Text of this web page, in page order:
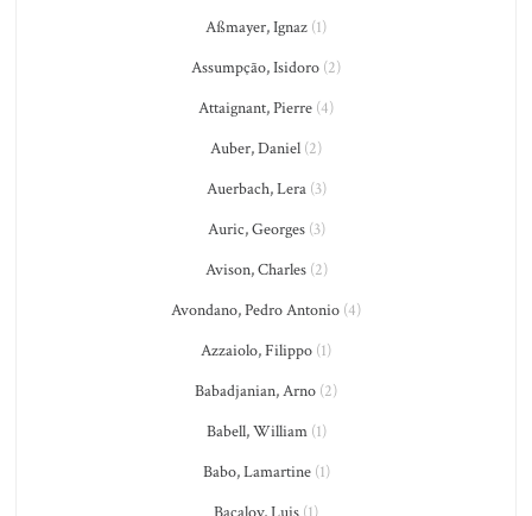
Aßmayer, Ignaz (1)
Assumpção, Isidoro (2)
Attaignant, Pierre (4)
Auber, Daniel (2)
Auerbach, Lera(3)
Auric, Georges(3)
Avison, Charles(2)
Avondano, Pedro Antonio (4)
Azzaiolo, Filippo (1)
Babadjanian, Arno (2)
Babell, William(1)
Babo, Lamartine(1)